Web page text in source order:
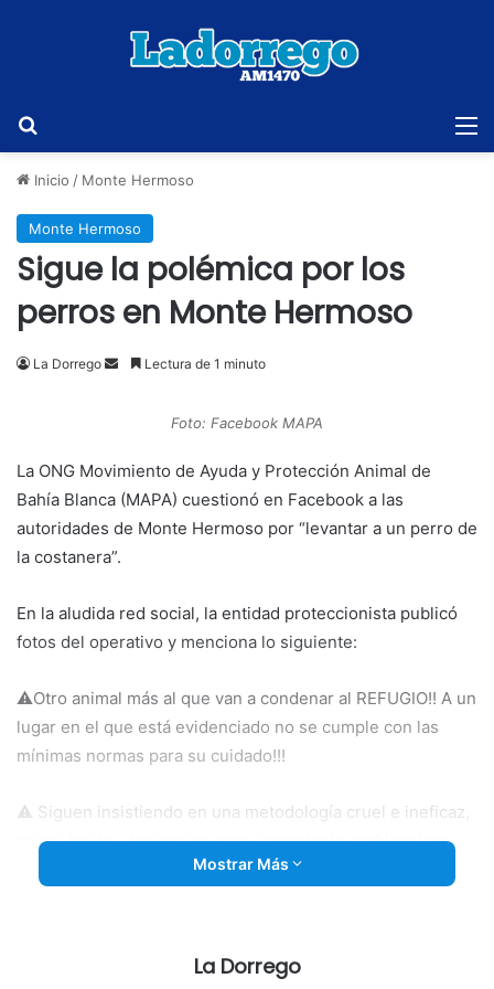
Inicio / Monte Hermoso
Monte Hermoso
Sigue la polémica por los
perros en Monte Hermoso
La Dorrego
SendLectura de 1 minuto
Foto: Facebook MAPA
La ONG Movimiento de Ayuda y Protección Animal de
Bahía Blanca (MAPA) cuestionó en Facebook a las
autoridades de Monte Hermoso por “levantar a un perro de
la costanera”.
En la aludida red social, la entidad proteccionista publicó
fotos del operativo y menciona lo siguiente:
⚠️Otro animal más al que van a condenar al REFUGIO!! A un
lugar en el que está evidenciado no se cumple con las
mínimas normas para su cuidado!!!
⚠️ Siguen insistiendo en una metodología cruel e ineficaz,
acumulando y hacinando para esconder la problemática
cuando los mismos funcionarios reconocieron
⚠️LOS PROBLEMAS NO SE ESCONDEN debajo de la
alfombra, SE AFRONTAN Y SE SOLUCIONAN!
Mostrar Más
La Dorrego